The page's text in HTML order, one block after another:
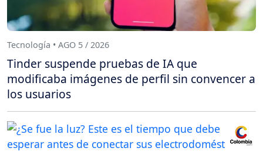
Tecnología • AGO 5 / 2026
Tinder suspende pruebas de IA que
modificaba imágenes de perfil sin convencer a
los usuarios